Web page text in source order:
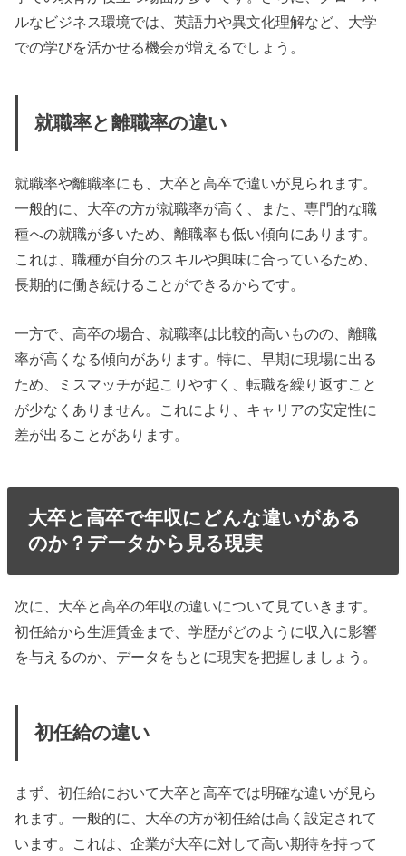
ルなビジネス環境では、英語力や異文化理解など、大学
での学びを活かせる機会が増えるでしょう。
就職率と離職率の違い
就職率や離職率にも、大卒と高卒で違いが見られます。
一般的に、大卒の方が就職率が高く、また、専門的な職
種への就職が多いため、離職率も低い傾向にあります。
これは、職種が自分のスキルや興味に合っているため、
長期的に働き続けることができるからです。
一方で、高卒の場合、就職率は比較的高いものの、離職
率が高くなる傾向があります。特に、早期に現場に出る
ため、ミスマッチが起こりやすく、転職を繰り返すこと
が少なくありません。これにより、キャリアの安定性に
差が出ることがあります。
大卒と高卒で年収にどんな違いがある
のか？データから見る現実
次に、大卒と高卒の年収の違いについて見ていきます。
初任給から生涯賃金まで、学歴がどのように収入に影響
を与えるのか、データをもとに現実を把握しましょう。
初任給の違い
まず、初任給において大卒と高卒では明確な違いが見ら
れます。一般的に、大卒の方が初任給は高く設定されて
います。これは、企業が大卒に対して高い期待を持って